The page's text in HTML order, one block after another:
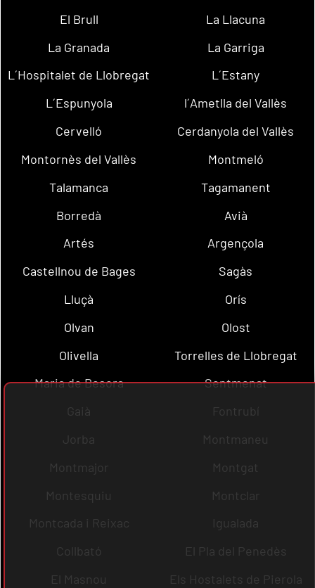
El Brull
La Llacuna
La Granada
La Garriga
L´Hospitalet de Llobregat
L´Estany
L´Espunyola
l´Ametlla del Vallès
Cervelló
Cerdanyola del Vallès
Montornès del Vallès
Montmeló
Talamanca
Tagamanent
Borredà
Avià
Artés
Argençola
Castellnou de Bages
Sagàs
Lluçà
Orís
Olvan
Olost
Olivella
Torrelles de Llobregat
Maria de Besora
Sentmenat
Gaià
Fontrubí
Jorba
Montmaneu
Montmajor
Montgat
Montesquiu
Montclar
Montcada i Reixac
Igualada
Collbató
El Pla del Penedès
El Masnou
Els Hostalets de Pierola